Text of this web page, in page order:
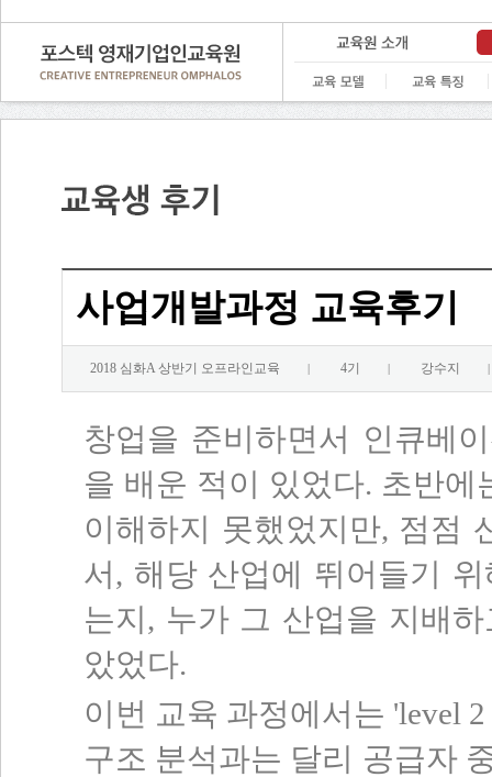
사업개발과정 교육후기
2018 심화A 상반기 오프라인교육 4기 강수지
창업을 준비하면서 인큐베
을 배운 적이 있었다. 초반
이해하지 못했었지만, 점점
서, 해당 산업에 뛰어들기
는지, 누가 그 산업을 지배
았었다.
이번 교육 과정에서는 'level
구조 분석과는 달리 공급자